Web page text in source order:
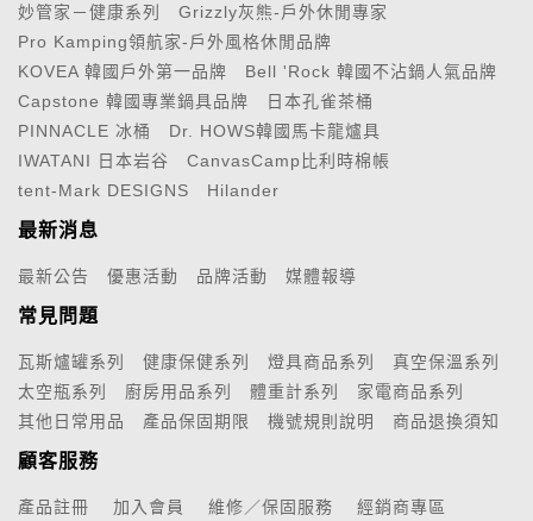
妙管家－健康系列
Grizzly灰熊-戶外休閒專家
Pro Kamping領航家-戶外風格休閒品牌
KOVEA 韓國戶外第一品牌
Bell 'Rock 韓國不沾鍋人氣品牌
Capstone 韓國專業鍋具品牌
日本孔雀茶桶
PINNACLE 冰桶
Dr. HOWS韓國馬卡龍爐具
IWATANI 日本岩谷
CanvasCamp比利時棉帳
tent-Mark DESIGNS
Hilander
最新消息
最新公告 優惠活動 品牌活動 媒體報導
常見問題
瓦斯爐罐系列 健康保健系列 燈具商品系列
真空保溫系列
太空瓶系列
廚房用品系列 體重計系列
家電商品系列
其他日常用品
產品保固期限 機號規則說明 商品退換須知
顧客服務
產品註冊 加入會員 維修／保固服務 經銷商專區